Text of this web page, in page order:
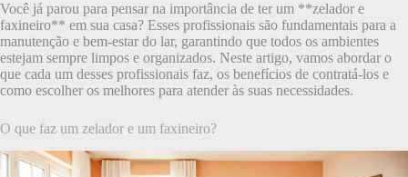
Você já parou para pensar na importância de ter um **zelador e
faxineiro** em sua casa? Esses profissionais são fundamentais para a
manutenção e bem-estar do lar, garantindo que todos os ambientes
estejam sempre limpos e organizados. Neste artigo, vamos abordar o
que cada um desses profissionais faz, os benefícios de contratá-los e
como escolher os melhores para atender às suas necessidades.
O que faz um zelador e um faxineiro?